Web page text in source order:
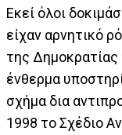
Εκεί όλοι
είχαν αρνητικό
της
ένθερμα
σχήμα δια
1998 το Σχέδιο